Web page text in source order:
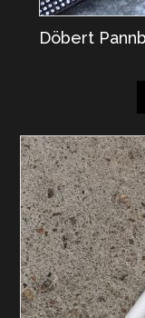
Döbert